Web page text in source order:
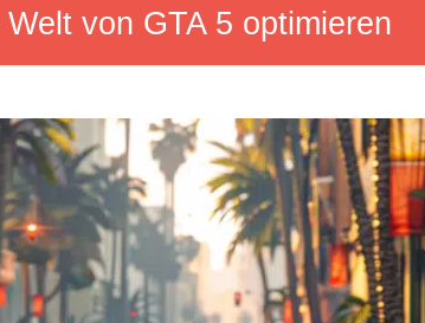
von GTA 5 optimieren